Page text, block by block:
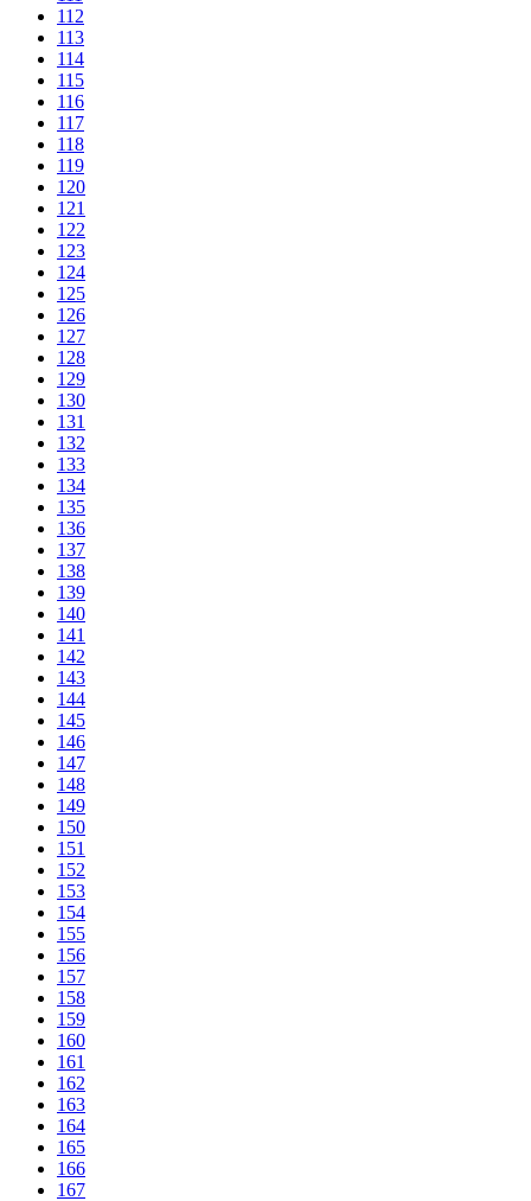
112
113
114
115
116
117
118
119
120
121
122
123
124
125
126
127
128
129
130
131
132
133
134
135
136
137
138
139
140
141
142
143
144
145
146
147
148
149
150
151
152
153
154
155
156
157
158
159
160
161
162
163
164
165
166
167